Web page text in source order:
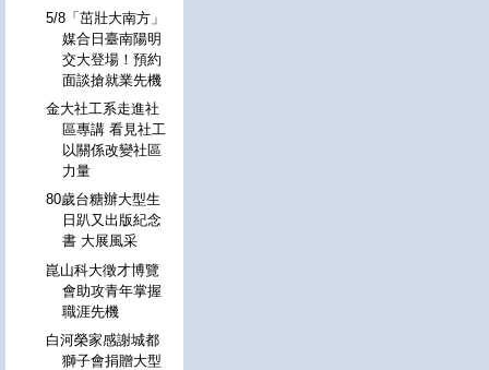
5/8「茁壯大南方」
媒合日臺南陽明
交大登場！預約
面談搶就業先機
金大社工系走進社
區專講 看見社工
以關係改變社區
力量
80歲台糖辦大型生
日趴又出版紀念
書 大展風采
崑山科大徵才博覽
會助攻青年掌握
職涯先機
白河榮家感謝城都
獅子會捐贈大型